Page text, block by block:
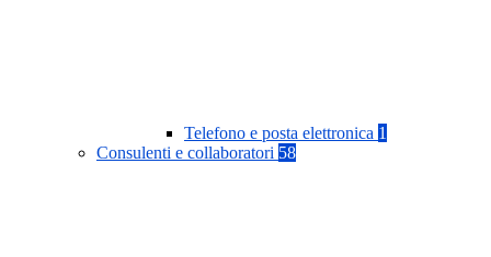
Telefono e posta elettronica 1
Consulenti e collaboratori 58